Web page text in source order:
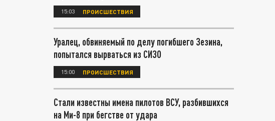
15:03 ПРОИСШЕСТВИЯ
Уралец, обвиняемый по делу погибшего Зезина,
попытался вырваться из СИЗО
15:00 ПРОИСШЕСТВИЯ
Стали известны имена пилотов ВСУ, разбившихся
на Ми-8 при бегстве от удара